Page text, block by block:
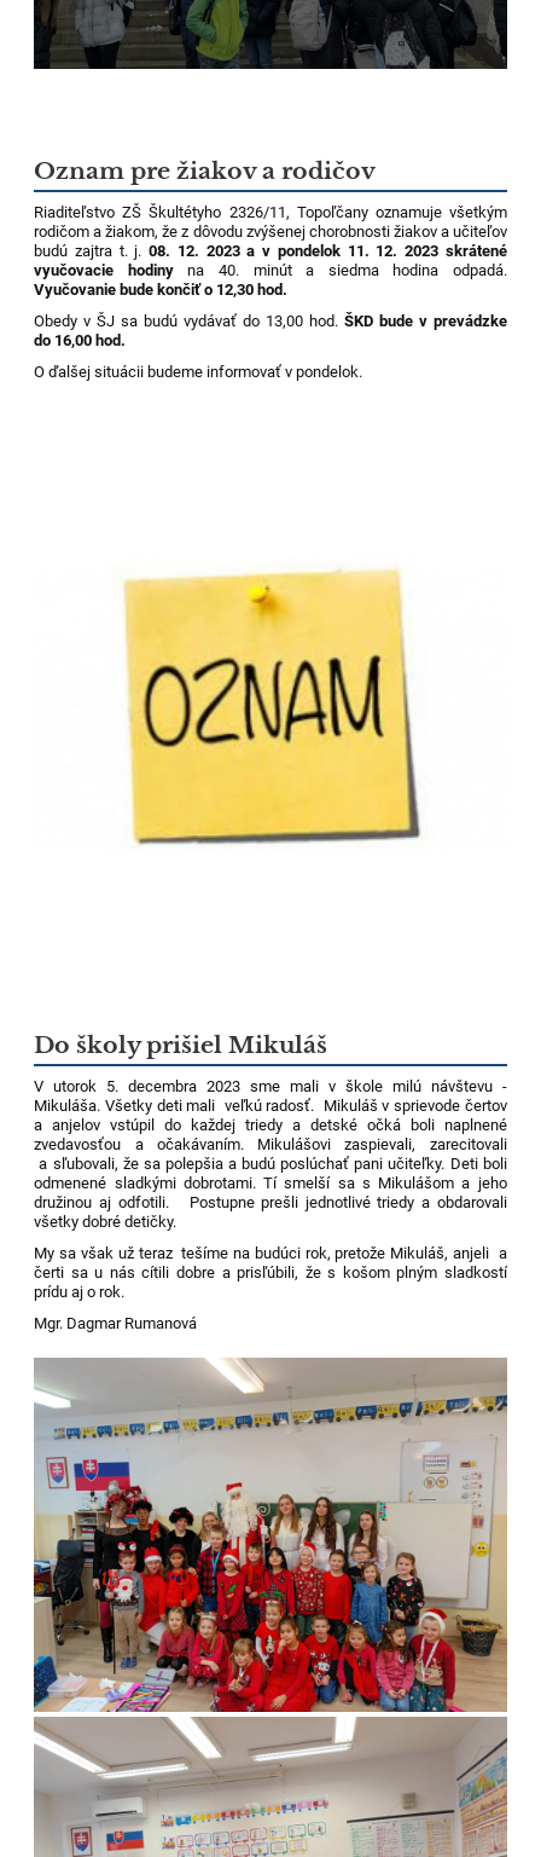
Oznam pre žiakov a rodičov
Riaditeľstvo ZŠ Škultétyho 2326/11, Topoľčany oznamuje všetkým
rodičom a žiakom, že z dôvodu zvýšenej chorobnosti žiakov a učiteľov
budú zajtra t. j.08. 12. 2023 a v pondelok 11. 12. 2023 skrátené
vyučovacie hodinyna 40. minút a siedma hodina odpadá.
Vyučovanie bude končiť o 12,30 hod.
Obedy v ŠJ sa budú vydávať do 13,00 hod. ŠKD bude v prevádzke
do 16,00 hod.
O ďalšej situácii budeme informovať v pondelok.
Do školy prišiel Mikuláš
V utorok 5. decembra 2023 sme mali v škole milú návštevu -
Mikuláša. Všetky deti mali veľkú radosť. Mikuláš v sprievode čertov
a anjelov vstúpil do každej triedy a detské očká boli naplnené
zvedavosťou a očakávaním. Mikulášovi zaspievali, zarecitovali
a sľubovali, že sa polepšia a budú poslúchať pani učiteľky. Deti boli
odmenené sladkými dobrotami. Tí smelší sa s Mikulášom a jeho
družinou aj odfotili. Postupne prešli jednotlivé triedy a obdarovali
všetky dobré detičky.
My sa však už teraz tešíme na budúci rok, pretože Mikuláš, anjeli a
čerti sa u nás cítili dobre a prisľúbili, že s košom plným sladkostí
prídu aj o rok.
Mgr. Dagmar Rumanová